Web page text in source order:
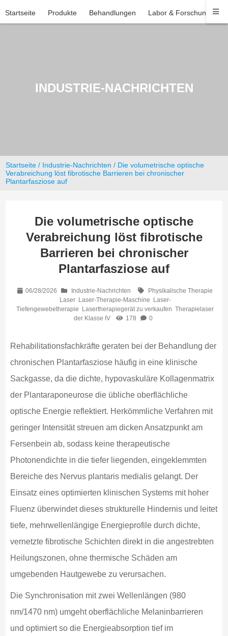
Startseite Produkte Behandlungen Labor & Forschung
INDUSTRIE-NACHRICHTEN
Startseite / Industrie-Nachrichten / Die volumetrische optische
Verabreichung löst fibrotische Barrieren bei chronischer
Plantarfasziose auf
Die volumetrische optische
Verabreichung löst fibrotische
Barrieren bei chronischer
Plantarfasziose auf
06/28/2026 Industrie-Nachrichten
Physikalische Therapie
Laser Laser-Therapie-Maschine Laser-
Tiefengewebetherapie Lasertherapiegerät zu verkaufen Therapielaser
der Klasse IV
178 0
Rehabilitationsfachkräfte geraten bei der Behandlung der
chronischen Plantarfasziose häufig in eine klinische
Sackgasse, da die dichte, hypovaskuläre Kollagenmatrix
der Plantaraponeurose die übliche oberflächliche
optische Energie reflektiert. Herkömmliche Verfahren mit
geringer Intensität streuen am dicken Ansatzpunkt am
Fersenbein ab, sodass keine therapeutische
Photonendichte in die tiefer liegenden, eingeklemmten
Bereiche des Nervus plantaris medialis gelangt. Der
Einsatz eines optimierten klinischen Systems mit hoher
Fluenz überwindet dieses strukturelle Hindernis und leitet
tiefe, mehrwellenlängige Energieprofile durch dichte,
vernetzte fibrotische Schichten direkt in die angestrebten
Heilungszonen, ohne thermische Schäden am
umgebenden Hautgewebe zu verursachen.
Die Synchronisation mit zwei Wellenlängen (980
nm/1470 nm) umgeht oberflächliche Melaninbarrieren
und optimiert so die Energieabsorption tief im